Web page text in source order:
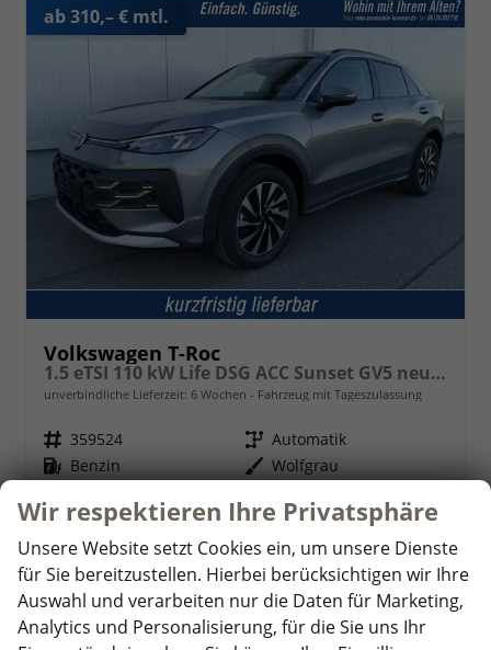
ab 310,– € mtl.
Volkswagen T-Roc
1.5 eTSI 110 kW Life DSG ACC Sunset GV5 neues Modell
unverbindliche Lieferzeit: 6 Wochen Fahrzeug mit Tageszulassung
Fahrzeugnr. 359524 Getriebe Automatik
Kraftstoff Benzin Außenfarbe Wolfgrau
01.03.2026
32.030,– €
incl. 19% MwSt.
Details
Verbrauch kombiniert:5,90 l/100km
CO2-Klasse: D
Wir respektieren Ihre Privatsphäre
Unsere Website setzt Cookies ein, um unsere Dienste
für Sie bereitzustellen. Hierbei berücksichtigen wir Ihre
Auswahl und verarbeiten nur die Daten für Marketing,
Analytics und Personalisierung, für die Sie uns Ihr